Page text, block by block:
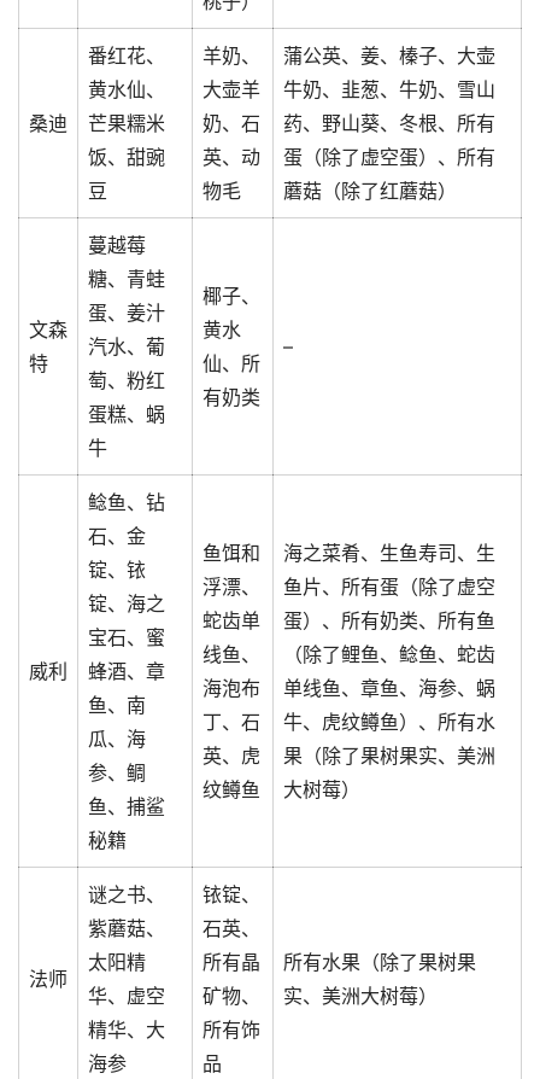
桑迪
番红花、
黄水仙、
芒果糯米
饭、甜豌
豆
羊奶、
大壶羊
奶、石
英、动
物毛
蒲公英、姜、榛子、大壶
牛奶、韭葱、牛奶、雪山
药、野山葵、冬根、所有
蛋（除了虚空蛋）、所有
蘑菇（除了红蘑菇）
文森
特
蔓越莓
糖、青蛙
蛋、姜汁
汽水、葡
萄、粉红
蛋糕、蜗
牛
椰子、
黄水
仙、所
有奶类
–
威利
鲶鱼、钻
石、金
锭、铱
锭、海之
宝石、蜜
蜂酒、章
鱼、南
瓜、海
参、鲷
鱼、捕鲨
秘籍
鱼饵和
浮漂、
蛇齿单
线鱼、
海泡布
丁、石
英、虎
纹鳟鱼
海之菜肴、生鱼寿司、生
鱼片、所有蛋（除了虚空
蛋）、所有奶类、所有鱼
（除了鲤鱼、鲶鱼、蛇齿
单线鱼、章鱼、海参、蜗
牛、虎纹鳟鱼）、所有水
果（除了果树果实、美洲
大树莓）
法师
谜之书、
紫蘑菇、
太阳精
华、虚空
精华、大
海参
铱锭、
石英、
所有晶
矿物、
所有饰
品
所有水果（除了果树果
实、美洲大树莓）